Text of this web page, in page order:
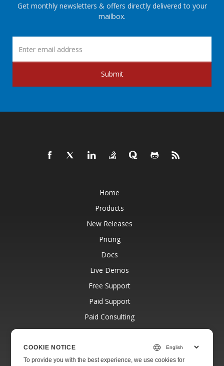
Get monthly newsletters & offers directly delivered to your
mailbox.
Submit
Home
Products
New Releases
Pricing
Docs
Live Demos
Free Support
Paid Support
Paid Consulting
Blog
About
COOKIE NOTICE
To provide you with the best experience, we use cookies for